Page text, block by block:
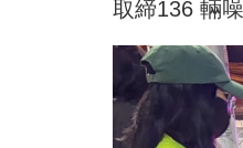
取締136 輛